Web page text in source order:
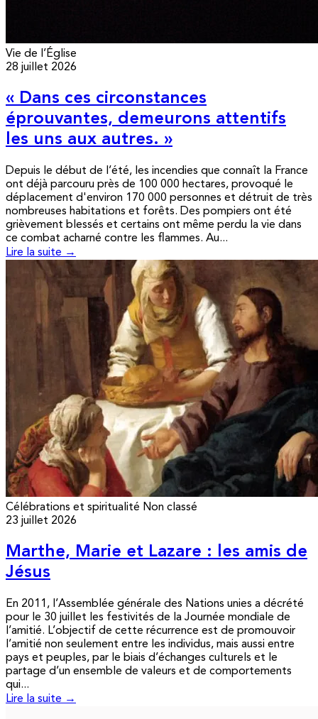
Vie de l’Église
28 juillet 2026
« Dans ces circonstances
éprouvantes, demeurons attentifs
les uns aux autres. »
Depuis le début de l’été, les incendies que connaît la France
ont déjà parcouru près de 100 000 hectares, provoqué le
déplacement d'environ 170 000 personnes et détruit de très
nombreuses habitations et forêts. Des pompiers ont été
grièvement blessés et certains ont même perdu la vie dans
ce combat acharné contre les flammes. Au...
Lire la suite →
Célébrations et spiritualité Non classé
23 juillet 2026
Marthe, Marie et Lazare : les amis de
Jésus
En 2011, l’Assemblée générale des Nations unies a décrété
pour le 30 juillet les festivités de la Journée mondiale de
l’amitié. L’objectif de cette récurrence est de promouvoir
l’amitié non seulement entre les individus, mais aussi entre
pays et peuples, par le biais d’échanges culturels et le
partage d’un ensemble de valeurs et de comportements
qui...
Lire la suite →